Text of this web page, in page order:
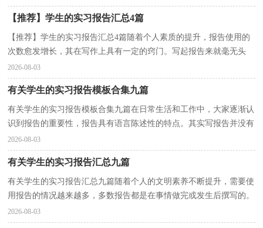
【推荐】学生的实习报告汇总4篇
【推荐】学生的实习报告汇总4篇随着个人素质的提升，报告使用的
次数愈发增长，其在写作上具有一定的窍门。写起报告来就毫无头
绪？以下是小编为大家收集的学生的实习报告5篇，仅供参...
2026-08-03
有关学生的实习报告模板合集九篇
有关学生的实习报告模板合集九篇在日常生活和工作中，大家逐渐认
识到报告的重要性，报告具有语言陈述性的特点。其实写报告并没有
想象中那么难，下面是小编帮大家整理的学生的实习...
2026-08-03
有关学生的实习报告汇总九篇
有关学生的实习报告汇总九篇随着个人的文明素养不断提升，需要使
用报告的情况越来越多，多数报告都是在事情做完或发生后撰写的。
我敢肯定，大部分人都对写报告很是头疼的，下面是小...
2026-08-03